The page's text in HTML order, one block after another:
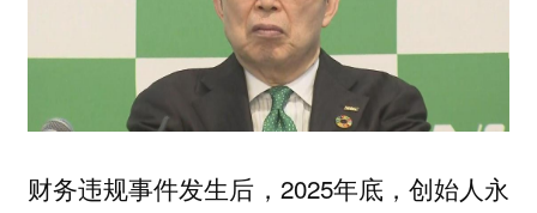
财务违规事件发生后，2025年底，创始人永